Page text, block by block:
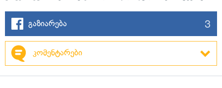
გაზიარება 3
კომენტარები